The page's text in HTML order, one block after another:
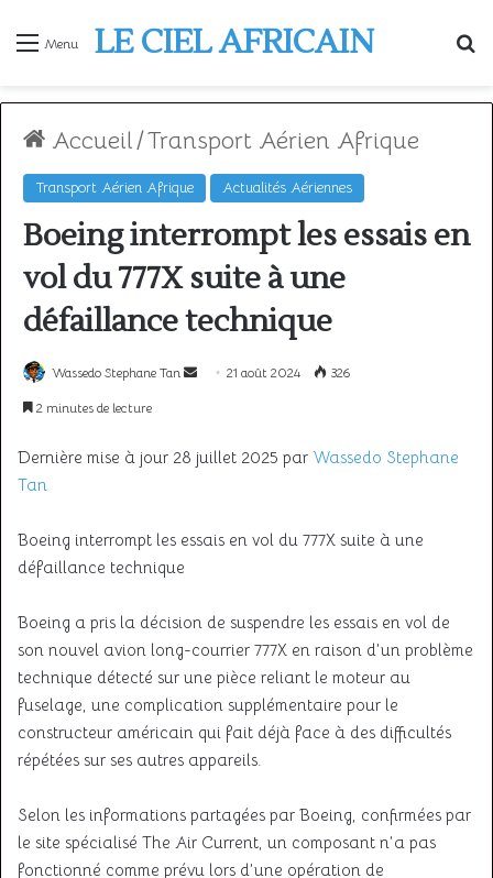
Menu LE CIEL AFRICAIN
Accueil/Transport Aérien Afrique
Transport Aérien Afrique Actualités Aériennes
Boeing interrompt les essais en
vol du 777X suite à une
défaillance technique
Wassedo Stephane Tan
Envoyer21 août 2024 326
2 minutes de lecture
Dernière mise à jour 28 juillet 2025 par Wassedo Stephane
Tan
Boeing interrompt les essais en vol du 777X suite à une
défaillance technique
Boeing a pris la décision de suspendre les essais en vol de
son nouvel avion long-courrier 777X en raison d’un problème
technique détecté sur une pièce reliant le moteur au
fuselage, une complication supplémentaire pour le
constructeur américain qui fait déjà face à des difficultés
répétées sur ses autres appareils.
Selon les informations partagées par Boeing, confirmées par
le site spécialisé The Air Current, un composant n’a pas
fonctionné comme prévu lors d’une opération de